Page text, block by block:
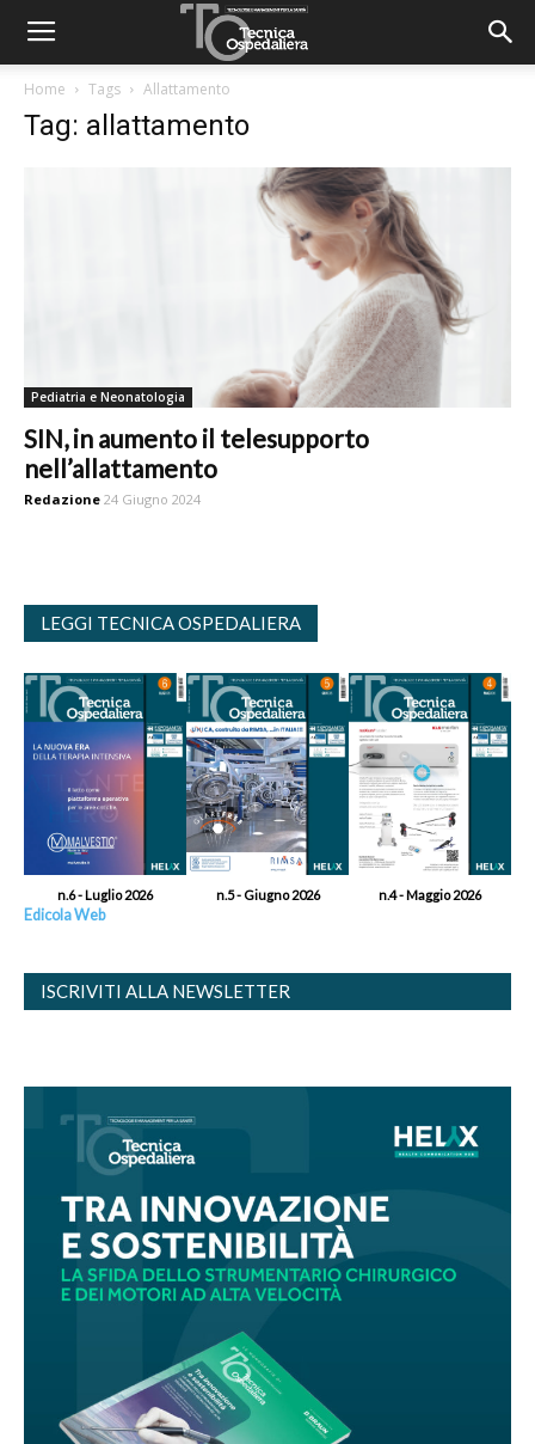
Home Tags Allattamento
Tag: allattamento
Pediatria e Neonatologia
SIN, in aumento il telesupporto
nell’allattamento
Redazione 24 Giugno 2024
LEGGI TECNICA OSPEDALIERA
n.6 - Luglio 2026 n.5 - Giugno 2026 n.4 - Maggio 2026
Edicola Web
ISCRIVITI ALLA NEWSLETTER